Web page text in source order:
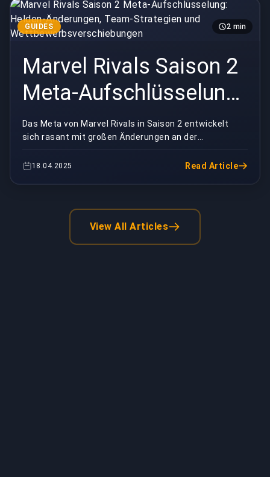
GUIDES 2 min
Marvel Rivals Saison 2
Meta-Aufschlüsselung:
Helden-Änderungen,
Team-Strategien und
Das Meta von Marvel Rivals in Saison 2 entwickelt
sich rasant mit großen Änderungen an der
Heldenbalance, Veränderungen in der
Teamzusammensetzung und...
18.04.2025 Read Article
View All Articles